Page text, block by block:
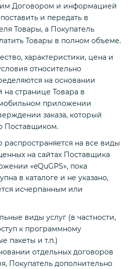
Договором и информацией
и передать в
Товары, а Покупатель
Товары в полном объеме.
характеристики, цена и
относительно
на основании
странице Товара в
приложении
заказа, который
Поставщиком.
на все виды
на сайтах Поставщика
«eQuGPS», пока
в каталоге и не указано,
исчерпанным или
виды услуг (в частности,
к программному
пакеты и т.п.)
отдельных договоров
Покупатель дополнительно